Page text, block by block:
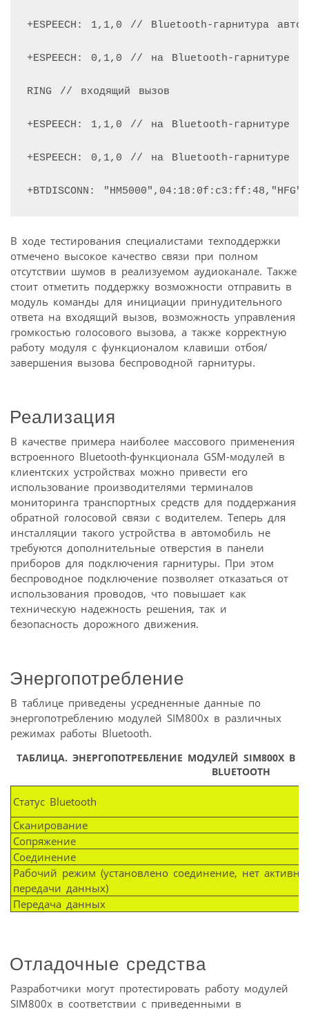
+ESPEECH: 1,1,0 // Bluetooth-гарнитура
+ESPEECH: 0,1,0 // на Bluetooth-гарнитуре
RING // входящий вызов
+ESPEECH: 1,1,0 // на Bluetooth-гарнитуре
+ESPEECH: 0,1,0 // на Bluetooth-гарнитуре
+BTDISCONN:
В ходе тестирования специалистами техподдержки
отмечено высокое качество связи при полном
отсутствии шумов в реализуемом аудиоканале. Также
стоит отметить поддержку возможности отправить в
модуль команды для инициации принудительного
ответа на входящий вызов, возможность управления
громкостью голосового вызова, а также корректную
работу модуля с функционалом клавиши отбоя/
завершения вызова беспроводной гарнитуры.
Реализация
В качестве примера наиболее массового применения
встроенного Bluetooth-функционала GSM-модулей в
клиентских устройствах можно привести его
использование производителями терминалов
мониторинга транспортных средств для поддержания
обратной голосовой связи с водителем. Теперь для
инсталляции такого устройства в автомобиль не
требуются дополнительные отверстия в панели
приборов для подключения гарнитуры. При этом
беспроводное подключение позволяет отказаться от
использования проводов, что повышает как
техническую надежность решения, так и
безопасность дорожного движения.
Энергопотребление
В таблице приведены усредненные данные по
энергопотреблению модулей SIM800х в различных
режимах работы Bluetooth.
ТАБЛИЦА. ЭНЕРГОПОТРЕБЛЕНИЕ МОДУЛЕЙ SIM800Х
BLUETOOTH
Статус Bluetooth
Сканирование
Сопряжение
Соединение
Рабочий режим (установлено соединение, нет
передачи данных)
Передача данных
Отладочные средства
Разработчики могут протестировать работу модулей
SIM800x в соответствии с приведенными в